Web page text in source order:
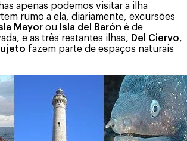
apenas podemos visitar a ilha
rumo a ela, diariamente, excursões
Mayor ou Isla del Barón é de
e as três restantes ilhas, Del Ciervo,
fazem parte de espaços naturais